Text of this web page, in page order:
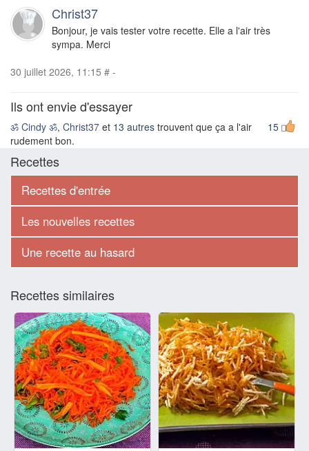
Christ37
Bonjour, je vais tester votre recette. Elle a l'air très
sympa. Merci
30 juillet 2026, 11:15 # -
Ils ont envie d'essayer
15
ॐ Cindy ॐ, Christ37 et 13 autres trouvent que ça a l'air
rudement bon.
Recettes
Recettes d'entrée
Les nouvelles recettes
Une recette au hasard
Recettes similaires